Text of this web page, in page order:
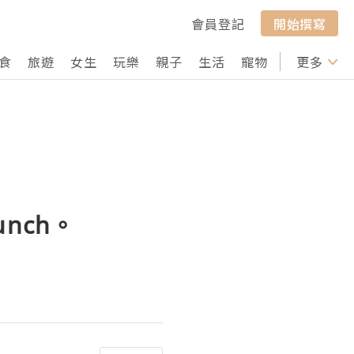
會員登記
開始撰寫
旅遊 女生 玩樂 親子 生活 寵物 行山 打卡
更多
。